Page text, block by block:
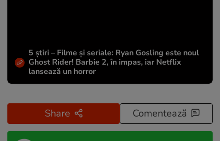
5 știri – Filme și seriale: Ryan Gosling este noul
Ghost Rider! Barbie 2, în impas, iar Netflix
lansează un horror
Share Comentează